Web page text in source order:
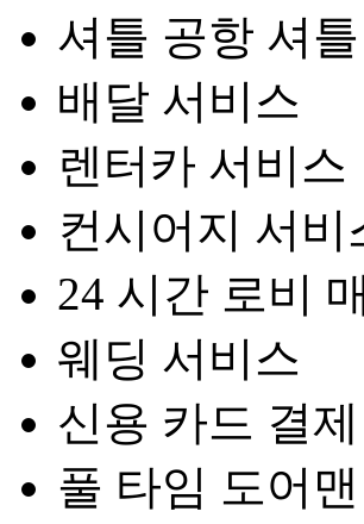
셔틀 공항 셔틀
배달 서비스
렌터카 서비스
컨시어지 서비
24 시간 로비
웨딩 서비스
신용 카드 결
풀 타임 도어맨